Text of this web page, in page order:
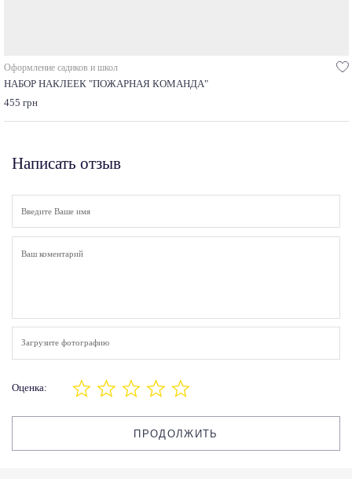
Оформление садиков и школ
НАБОР НАКЛЕЕК "ПОЖАРНАЯ КОМАНДА"
455 грн
Написать отзыв
Загрузите фотографию
Оценка:
ПРОДОЛЖИТЬ